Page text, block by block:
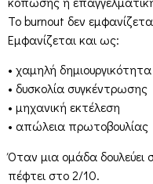
Το burnout δεν
Εμφανίζεται και ως:
• χαμηλή δημιουργικότητα
• δυσκολία συγκέντρωσης
• μηχανική εκτέλεση
• απώλεια πρωτοβουλίας
Όταν μια ομάδα δουλεύει
πέφτει στο 2/10.